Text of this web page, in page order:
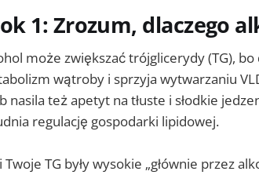
1: Zrozum, dlaczego
może zwiększać trójglicerydy (TG),
wątroby i sprzyja wytwarzaniu
nasila też apetyt na tłuste i słodkie
regulację gospodarki lipidowej.
Twoje TG były wysokie „głównie przez